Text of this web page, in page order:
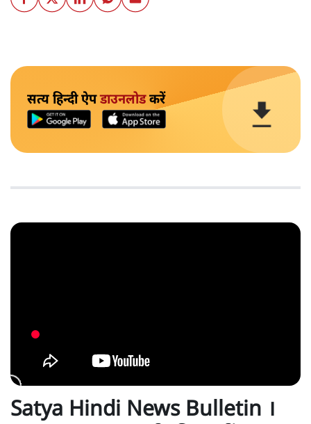
सत्य हिन्दी ऐपडाउनलोडकरें
Satya Hindi News Bulletin ।